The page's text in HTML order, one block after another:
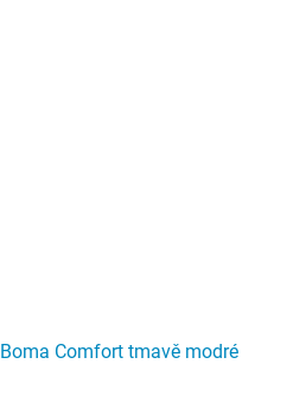
Comfort tmavě modré